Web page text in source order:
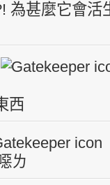
為甚麼它會
西
ㄌ